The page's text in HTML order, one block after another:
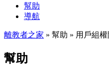
幫助
導航
離教者之家 » 幫助 » 用戶組權
幫助